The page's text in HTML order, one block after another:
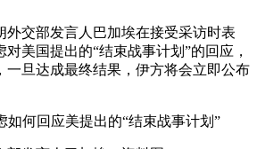
外交部发言人巴加埃在接受采访时表
美国提出的“结束战事计划”的回应，
一旦达成最终结果，伊方将会立即公布